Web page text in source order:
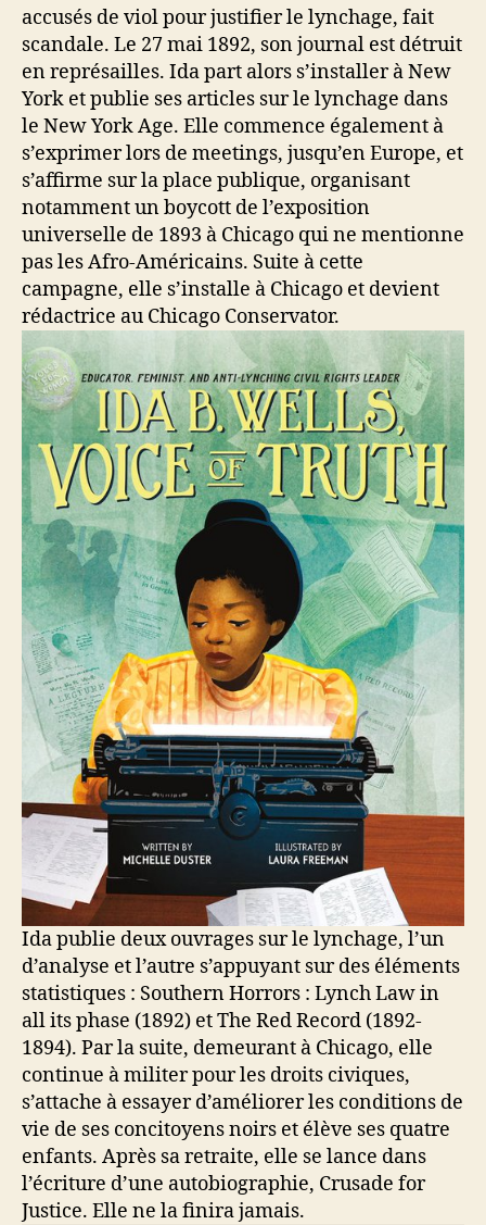
accusés de viol pour justifier le lynchage, fait
scandale. Le 27 mai 1892, son journal est détruit
en représailles. Ida part alors s’installer à New
York et publie ses articles sur le lynchage dans
le New York Age. Elle commence également à
s’exprimer lors de meetings, jusqu’en Europe, et
s’affirme sur la place publique, organisant
notamment un boycott de l’exposition
universelle de 1893 à Chicago qui ne mentionne
pas les Afro-Américains. Suite à cette
campagne, elle s’installe à Chicago et devient
rédactrice au Chicago Conservator.
Ida publie deux ouvrages sur le lynchage, l’un
d’analyse et l’autre s’appuyant sur des éléments
statistiques : Southern Horrors : Lynch Law in
all its phase (1892) et The Red Record (1892-
1894). Par la suite, demeurant à Chicago, elle
continue à militer pour les droits civiques,
s’attache à essayer d’améliorer les conditions de
vie de ses concitoyens noirs et élève ses quatre
enfants. Après sa retraite, elle se lance dans
l’écriture d’une autobiographie, Crusade for
Justice. Elle ne la finira jamais.